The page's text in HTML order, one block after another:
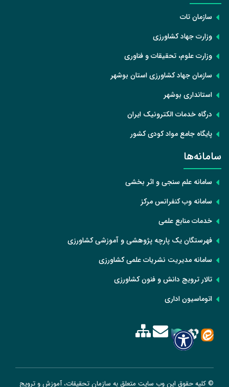
سازمان تات
وزارت جهاد کشاورزی
وزارت علوم، تحقیقات و فناوری
سازمان جهاد کشاورزی استان بوشهر
استانداری بوشهر
درگاه خدمات الکترونیک ایران
پایگاه جامع مواد کودی کشور
سامانه‌ها
سامانه علم سنجی و اثر بخشی
سامانه وب کنفرانس مرکز
خدمات منابع علمی
فهرستگان یک پارچه پژوهشی و آموزشی کشاورزی
سامانه مدیریت نشریات علمی کشاورزی
تالار ترویج دانش و فنون کشاورزی
اتوماسیون اداری
© کلیه حقوق این وب سایت متعلق به سازمان تحقیقات، آموزش و ترویج